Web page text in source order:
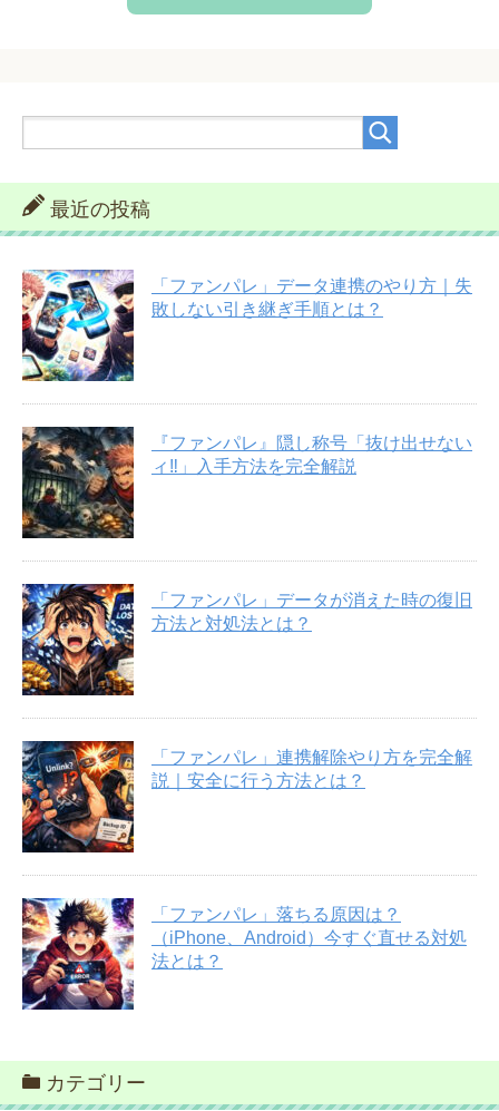
最近の投稿
「ファンパレ」データ連携のやり方｜失
敗しない引き継ぎ手順とは？
『ファンパレ』隠し称号「抜け出せない
ィ‼︎」入手方法を完全解説
「ファンパレ」データが消えた時の復旧
方法と対処法とは？
「ファンパレ」連携解除やり方を完全解
説｜安全に行う方法とは？
「ファンパレ」落ちる原因は？
（iPhone、Android）今すぐ直せる対処
法とは？
カテゴリー